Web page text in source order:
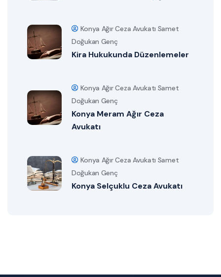
Konya Ağır Ceza Avukatı Samet
Doğukan Genç
Kira Hukukunda Düzenlemeler
Konya Ağır Ceza Avukatı Samet
Doğukan Genç
Konya Meram Ağır Ceza
Avukatı
Konya Ağır Ceza Avukatı Samet
Doğukan Genç
Konya Selçuklu Ceza Avukatı